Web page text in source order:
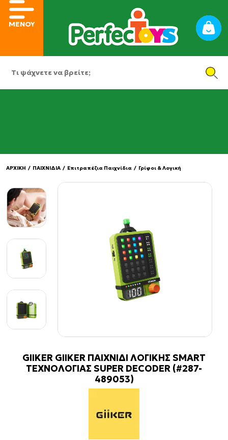
ΜΕΝΟΥ
ΑΡΧΙΚΗ / ΠΑΙΧΝΙΔΙΑ / Επιτραπέζια Παιχνίδια / Γρίφοι & Λογική
GIIKER GIIKER ΠΑΙΧΝΙΔΙ ΛΟΓΙΚΗΣ SMART
ΤΕΧΝΟΛΟΓΙΑΣ SUPER DECODER (#287-
489053)